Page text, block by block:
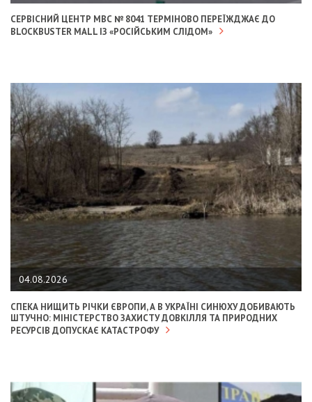
СЕРВІСНИЙ ЦЕНТР МВС № 8041 ТЕРМІНОВО ПЕРЕЇЖДЖАЄ ДО
BLOCKBUSTER MALL ІЗ «РОСІЙСЬКИМ СЛІДОМ»
04.08.2026
СПЕКА НИЩИТЬ РІЧКИ ЄВРОПИ, А В УКРАЇНІ СИНЮХУ ДОБИВАЮТЬ
ШТУЧНО: МІНІСТЕРСТВО ЗАХИСТУ ДОВКІЛЛЯ ТА ПРИРОДНИХ
РЕСУРСІВ ДОПУСКАЄ КАТАСТРОФУ